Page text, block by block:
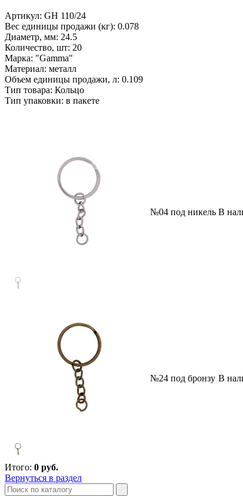
Артикул: GH 110/24
Вес единицы продажи (кг): 0.078
Диаметр, мм: 24.5
Количество, шт: 20
Марка: "Gamma"
Материал: металл
Объем единицы продажи, л: 0.109
Тип товара: Кольцо
Тип упаковки: в пакете
№04 под никель В
№24 под бронзу В
Итого: 0 руб.
Вернуться в раздел